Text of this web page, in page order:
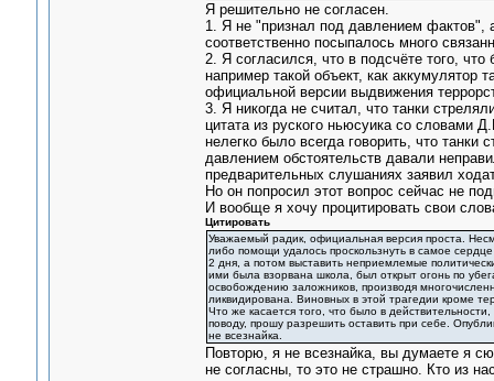
Я решительно не согласен.
1. Я не "признал под давлением фактов",
соответственно посыпалось много
2. Я согласился, что в подсчёте того,
например такой объект, как аккумулятор
официальной версии выдвижения
3. Я никогда не считал, что танки
цитата из руского ньюсуика со словами
нелегко было всегда говорить, что
давлением обстоятельств давали
предварительных слушаниях заявил
Но он попросил этот вопрос сейчас не
И вообще я хочу процитировать свои
Цитировать
Уважаемый радик, официальная версия проста.
либо помощи удалось проскользнуть в самое
2 дня, а потом выставить неприемлемые
ими была взорвана школа, был открыт огонь по
освобождению заложников, производя
ликвидирована. Виновных в этой трагедии кроме
Что же касается того, что было в
поводу, прошу разрешить оставить при себе.
не всезнайка.
Повторю, я не всезнайка, вы думаете я
не согласны, то это не страшно. Кто из